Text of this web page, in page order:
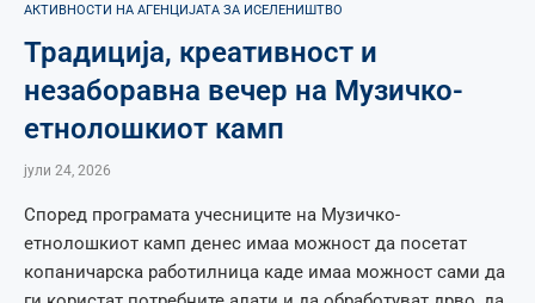
АКТИВНОСТИ НА АГЕНЦИЈАТА ЗА ИСЕЛЕНИШТВО
Традиција, креативност и
незаборавна вечер на Музичко-
етнолошкиот камп
јули 24, 2026
Според програмата учесниците на Музичко-
етнолошкиот камп денес имаа можност да посетат
копаничарска работилница каде имаа можност сами да